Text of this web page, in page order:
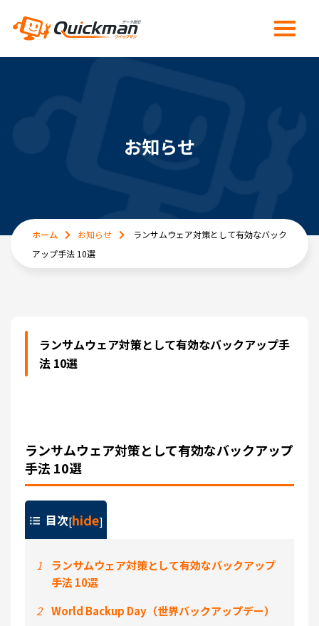
お知らせ
ホーム お知らせ
ランサムウェア対策として有効なバック
アップ手法 10選
ランサムウェア対策として有効なバックアップ手
法 10選
ランサムウェア対策として有効なバックアップ
手法 10選
目次[hide]
1
ランサムウェア対策として有効なバックアップ
手法 10選
2
World Backup Day（世界バックアップデー）